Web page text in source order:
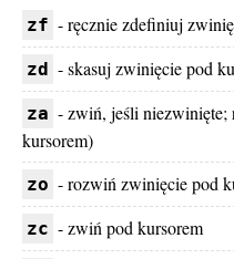
zf - ręcznie zdefiniuj
zd - skasuj zwinięcie pod
za - zwiń, jeśli
kursorem)
zo - rozwiń zwinięcie pod
zc - zwiń pod kursorem